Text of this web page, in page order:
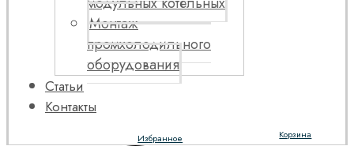
Монтаж
промхолодильного
оборудования
Статьи
Контакты
Корзина
Избранное